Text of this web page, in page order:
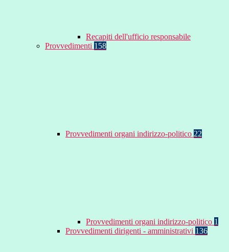
Recapiti dell'ufficio responsabile
Provvedimenti 158
Provvedimenti organi indirizzo-politico 22
Provvedimenti organi indirizzo-politico 1
Provvedimenti dirigenti - amministrativi 136